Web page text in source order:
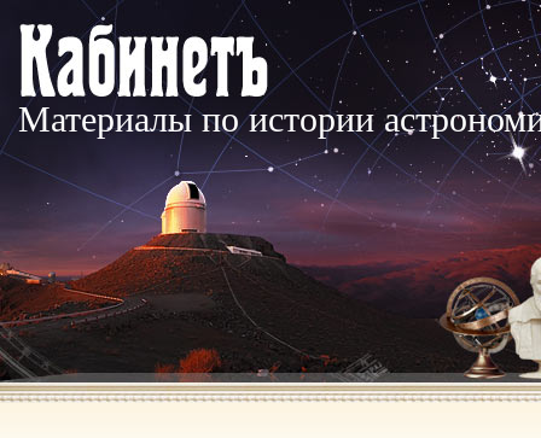
Материалы по истории